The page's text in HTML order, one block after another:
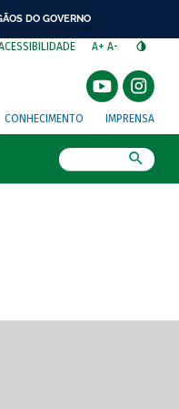
DO GOVERNO
A+ A-
CONHECIMENTO IMPRENSA